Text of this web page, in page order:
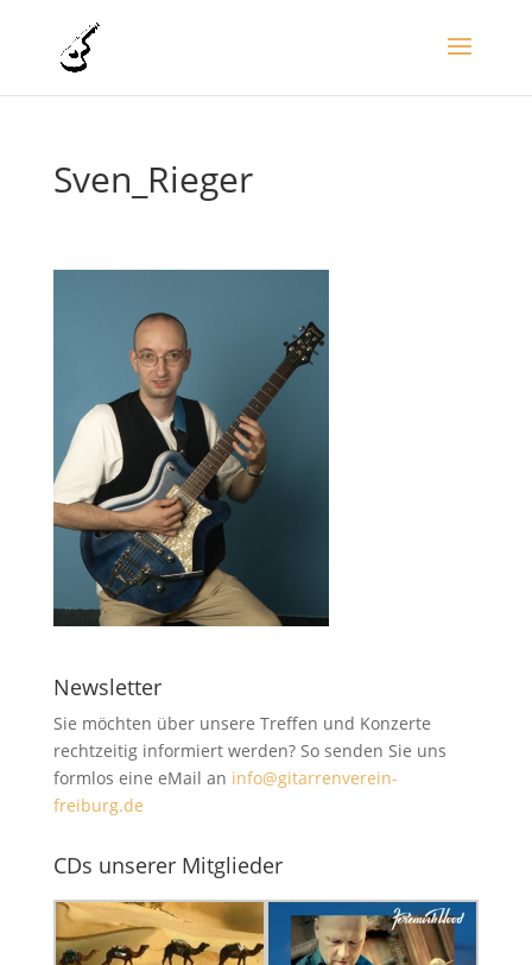
Sven_Rieger
Newsletter
Sie möchten über unsere Treffen und Konzerte
rechtzeitig informiert werden? So senden Sie uns
formlos eine eMail an info@gitarrenverein-
freiburg.de
CDs unserer Mitglieder